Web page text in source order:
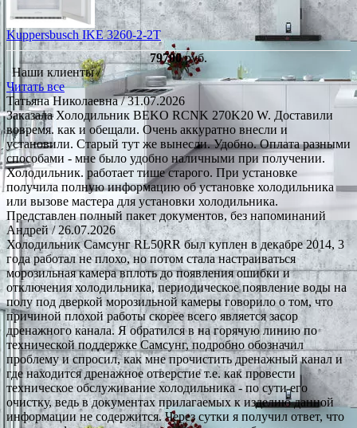
Kuppersbusch IKE 3260-2-2T
79700руб.
Наши клиенты /
Читать все
Татьяна Николаевна/ 31.07.2026
Заказала Холодильник BEKO RCNK 270K20 W. Доставили
вовремя. как и обещали. Очень аккуратно внесли и
установили. Старый тут же вынесли. Удобно. Оплата разными
способами - мне было удобно наличными при получении.
Холодильник. работает тише старого. При установке
получила полную информацию об установке холодильника
или вызове мастера для установки холодильника.
Представлен полный пакет документов, без напоминаний
Андрей/ 26.07.2026
Холодильник Самсунг RL50RR был куплен в декабре 2014, 3
года работал не плохо, но потом стала настраиваться
морозильная камера вплоть до появления ошибки и
отключения холодильника, периодическое появление воды на
полу под дверкой морозильной камеры говорило о том, что
причиной плохой работы скорее всего является засор
дренажного канала. Я обратился в на горячую линию по
технической поддержке Самсунг, подробно обозначил
проблему и спросил, как мне прочистить дренажный канал и
где находится дренажное отверстие т.е. как провести
техническое обслуживание холодильника - по сути его
очистку, ведь в документах прилагаемых к изделию данной
информации не содержится. Через сутки я получил ответ, что